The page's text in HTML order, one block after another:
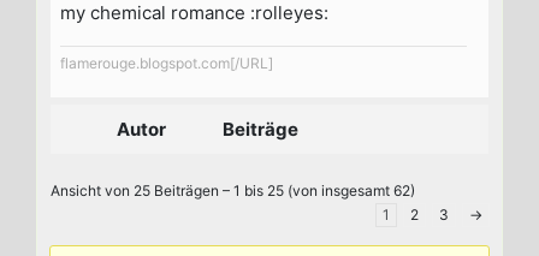
my chemical romance :rolleyes:
flamerouge.blogspot.com[/URL]
Autor Beiträge
Ansicht von 25 Beiträgen – 1 bis 25 (von insgesamt 62)
1
2 3 →